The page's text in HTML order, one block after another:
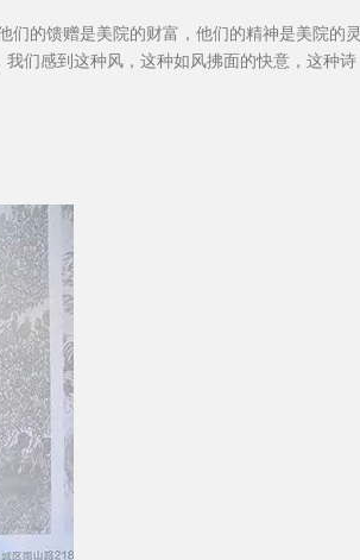
的馈赠是美院的财富，他们的精神是美院的灵
们感到这种风，这种如风拂面的快意，这种诗